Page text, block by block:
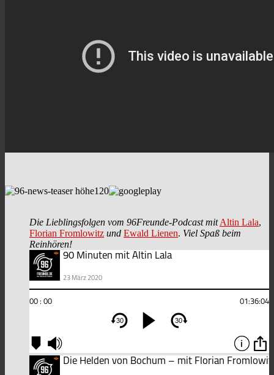
Die Lieblingsfolgen vom 96Freunde-Podcast mit Altin Lala,
Florian Fromlowitz und Ewald Lienen. Viel Spaß beim
Reinhören!